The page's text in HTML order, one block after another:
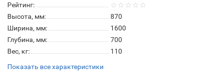
Рейтинг:
Высота, мм:
870
Ширина, мм:
1600
Глубина, мм:
700
Вес, кг:
110
Показать все характеристики